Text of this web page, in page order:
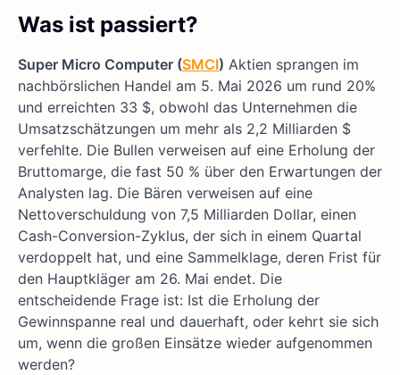
Was ist passiert?
Super Micro Computer (SMCI) Aktien sprangen im
nachbörslichen Handel am 5. Mai 2026 um rund 20%
und erreichten 33 $, obwohl das Unternehmen die
Umsatzschätzungen um mehr als 2,2 Milliarden $
verfehlte. Die Bullen verweisen auf eine Erholung der
Bruttomarge, die fast 50 % über den Erwartungen der
Analysten lag. Die Bären verweisen auf eine
Nettoverschuldung von 7,5 Milliarden Dollar, einen
Cash-Conversion-Zyklus, der sich in einem Quartal
verdoppelt hat, und eine Sammelklage, deren Frist für
den Hauptkläger am 26. Mai endet. Die
entscheidende Frage ist: Ist die Erholung der
Gewinnspanne real und dauerhaft, oder kehrt sie sich
um, wenn die großen Einsätze wieder aufgenommen
werden?